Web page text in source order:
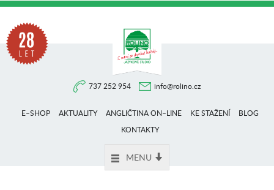
737 252 954 info@rolino.cz
E–SHOP AKTUALITY ANGLIČTINA ON–LINE KE STAŽENÍ
BLOG
KONTAKTY
MENU